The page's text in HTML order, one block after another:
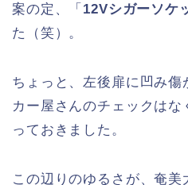
案の定、「 12Vシガーソケ
た（笑）。
ちょっと、左後扉に凹み傷
カー屋さんのチェックはな
っておきました。
この辺りのゆるさが、奄美